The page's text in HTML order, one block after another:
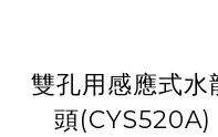
雙孔用感應式水
頭(CYS520A)